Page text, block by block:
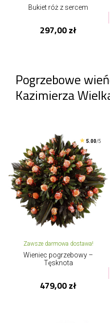
Bukiet róż z sercem
297,00 zł
Pogrzebowe
Kazimierza
5.00/5
Zawsze darmowa dostawa!
Wieniec pogrzebowy –
Tęsknota
479,00 zł